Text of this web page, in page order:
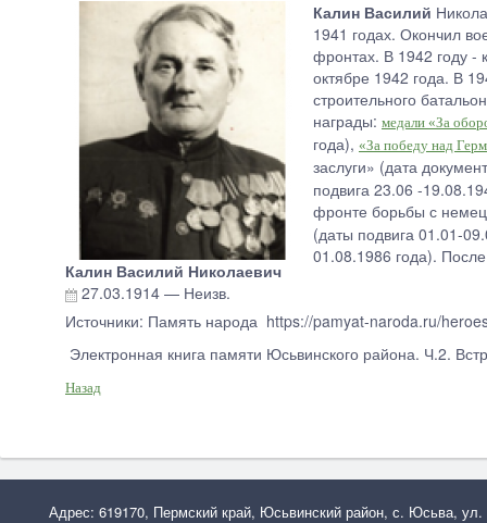
Калин Василий Николаевич
27.03.1914 — Неизв.
Калин Василий
1941 годах. Окончил
фронтах. В 1942 году -
октябре 1942 года. В
строительного
награды: медали «За
года), «За победу над
заслуги» (дата
подвига 23.06 -
фронте борьбы с
(даты подвига 01.01-
01.08.1986 года).
Источники: Память народа https://pamyat-naroda.ru/
Электронная книга памяти Юсьвинского района. Ч.2.
Назад
Адрес: 619170, Пермский край, Юсьвинский район, с. Юсьва, ул.